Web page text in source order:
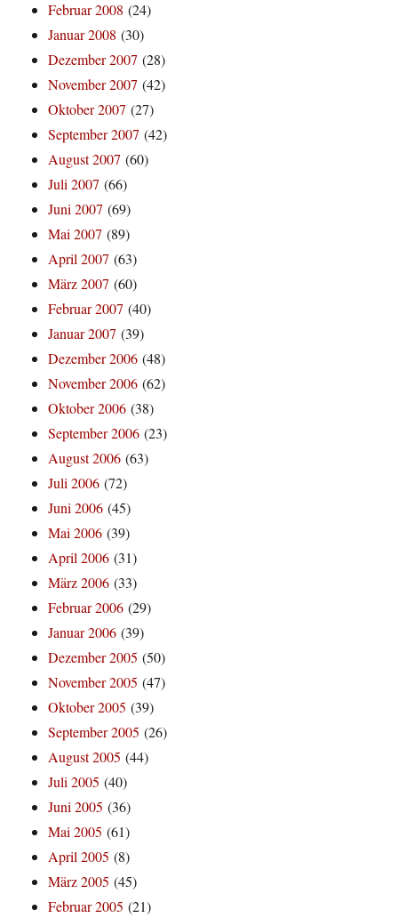
Februar 2008 (24)
Januar 2008 (30)
Dezember 2007 (28)
November 2007 (42)
Oktober 2007 (27)
September 2007 (42)
August 2007 (60)
Juli 2007 (66)
Juni 2007 (69)
Mai 2007 (89)
April 2007 (63)
März 2007 (60)
Februar 2007 (40)
Januar 2007 (39)
Dezember 2006 (48)
November 2006 (62)
Oktober 2006 (38)
September 2006 (23)
August 2006 (63)
Juli 2006 (72)
Juni 2006 (45)
Mai 2006 (39)
April 2006 (31)
März 2006 (33)
Februar 2006 (29)
Januar 2006 (39)
Dezember 2005 (50)
November 2005 (47)
Oktober 2005 (39)
September 2005 (26)
August 2005 (44)
Juli 2005 (40)
Juni 2005 (36)
Mai 2005 (61)
April 2005 (8)
März 2005 (45)
Februar 2005 (21)